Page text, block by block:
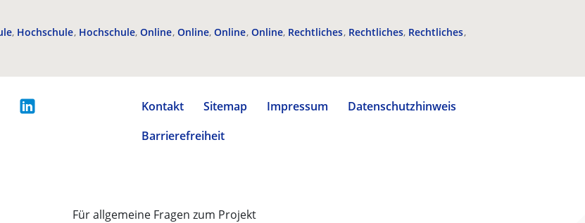
Hochschule Hochschule Online Online Online Online Rechtliches Rechtliches Rechtliches
Kontakt Sitemap Impressum
Datenschutzhinweis
Barrierefreiheit
Für allgemeine Fragen zum Projekt